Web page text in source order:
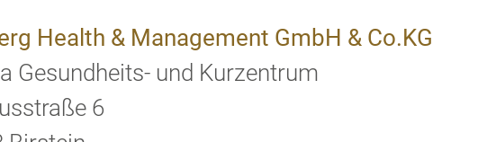
Health & Management GmbH & Co.KG
Gesundheits- und Kurzentrum
6